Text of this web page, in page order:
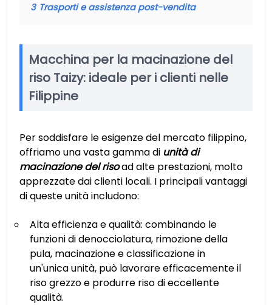
3 Trasporti e assistenza post-vendita
Macchina per la macinazione del
riso Taizy: ideale per i clienti nelle
Filippine
Per soddisfare le esigenze del mercato filippino,
offriamo una vasta gamma di unità di
macinazione del risoad alte prestazioni, molto
apprezzate dai clienti locali. I principali vantaggi
di queste unità includono:
Alta efficienza e qualità: combinando le
funzioni di denocciolatura, rimozione della
pula, macinazione e classificazione in
un'unica unità, può lavorare efficacemente il
riso grezzo e produrre riso di eccellente
qualità.